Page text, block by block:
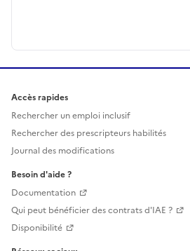
Accès rapides
Rechercher un emploi inclusif
Rechercher des prescripteurs habilités
Journal des modifications
Besoin d'aide ?
Documentation
Qui peut bénéficier des contrats d'IAE ?
Disponibilité